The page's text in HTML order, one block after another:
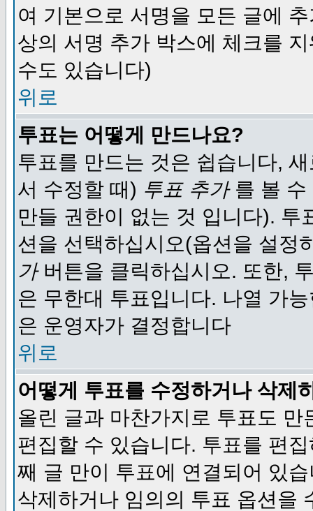
여 기본으로 서명을 모든 글에
상의 서명 추가 박스에 체크를
수도 있습니다)
위로
투표는 어떻게 만드나요?
투표를 만드는 것은 쉽습니다,
서 수정할 때) 투표 추가를 볼 수
만들 권한이 없는 것 입니다).
션을 선택하십시오(옵션을 설정
가버튼을 클릭하십시오. 또한,
은 무한대 투표입니다. 나열 가
은 운영자가 결정합니다
위로
어떻게 투표를 수정하거나 삭제
올린 글과 마찬가지로 투표도
편집할 수 있습니다. 투표를 편
째 글 만이 투표에 연결되어 있
삭제하거나 임의의 투표 옵션을